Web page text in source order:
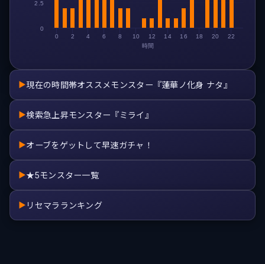
時間
0 2 4 6 8 10 12 14 16 18 20 22
0
2.5
▶現在の時間帯オススメモンスター『蓮華ノ化身 ナタ』
▶検索急上昇モンスター『ミライ』
▶オーブをゲットして早速ガチャ！
▶★5モンスター一覧
▶ リセマラランキング